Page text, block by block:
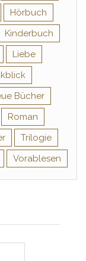
Hörbuch
Kinderbuch
Liebe
Bücher
Roman
Trilogie
Vorablesen